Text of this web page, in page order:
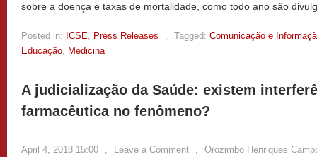
sobre a doença e taxas de mortalidade, como todo ano são
Posted in: ICSE, Press Releases , Tagged: Comunicação e
Educação, Medicina
A judicialização da Saúde: existem
farmacêutica no fenômeno?
April 4, 2018 15:00 , Leave a Comment , Orozimbo Henriques